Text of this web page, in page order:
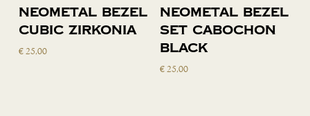
Toevoegen
aan
Neometal bezel
cubic zirkonia
€25,00
Toevoegen
aan
winkelwagen
Neometal bezel
set cabochon
black
€25,00